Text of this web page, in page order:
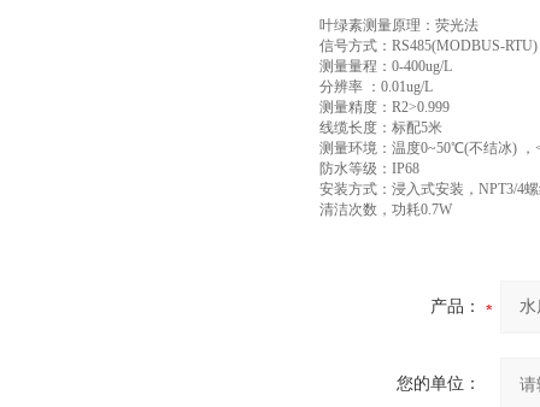
叶绿素测量原理：荧光法
信号方式：RS485(MODBUS-RTU)
测量量程：0-400ug/L
分辨率 ：0.01ug/L
测量精度：R2>0.999
线缆长度：标配5米
测量环境：温度0~50℃(不结冰) ，
防水等级：IP68
安装方式：浸入式安装，NPT3/4
清洁次数，功耗0.7W
产品：
您的单位：